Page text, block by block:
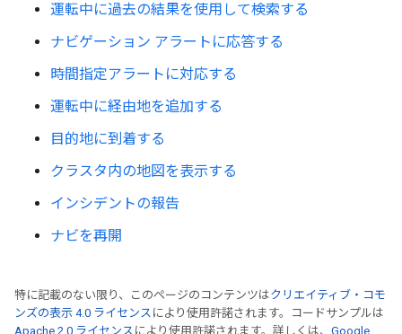
運転中に過去の結果を使用して検索する
ナビゲーション アラートに応答する
時間指定アラートに対応する
運転中に経由地を追加する
目的地に到着する
クラスタ内の地図を表示する
インシデントの報告
ナビを再開
特に記載のない限り、このページのコンテンツはクリエイティブ・コモ
ンズの表示 4.0 ライセンス により使用許諾されます。コードサンプルは
Apache 2.0 ライセンス により使用許諾されます。詳しくは、 Google